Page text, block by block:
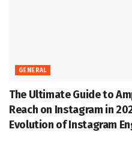
GENERAL
The Ultimate Guide to
Reach on Instagram in
Evolution of Instagram